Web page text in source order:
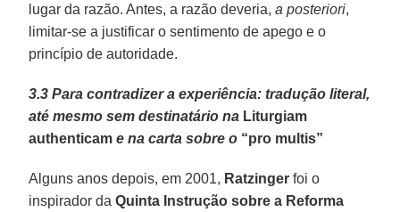
lugar da razão. Antes, a razão deveria,a posteriori,
limitar-se a justificar o sentimento de apego e o
princípio de autoridade.
3.3 Para contradizer a experiência: tradução literal,
até mesmo sem destinatário na Liturgiam
authenticam e na carta sobre o “pro multis”
Alguns anos depois, em 2001, Ratzinger foi o
inspirador daQuinta Instrução sobre a Reforma